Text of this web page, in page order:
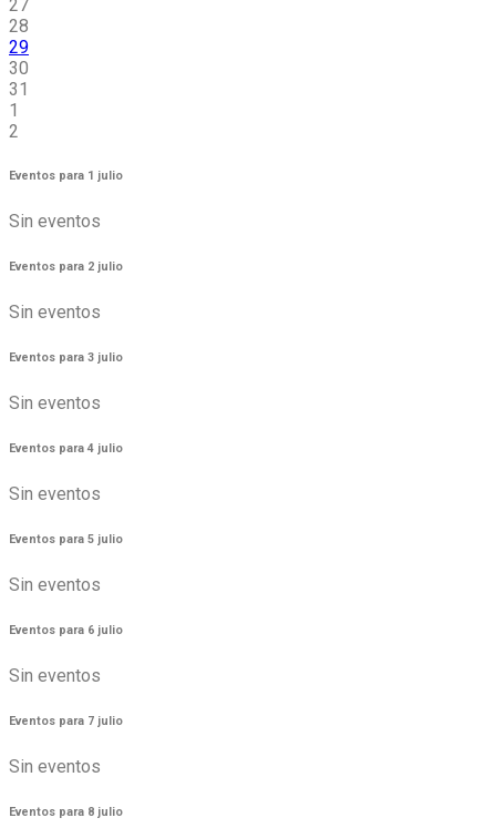
27
28
29
30
31
1
2
Eventos para 1 julio
Sin eventos
Eventos para 2 julio
Sin eventos
Eventos para 3 julio
Sin eventos
Eventos para 4 julio
Sin eventos
Eventos para 5 julio
Sin eventos
Eventos para 6 julio
Sin eventos
Eventos para 7 julio
Sin eventos
Eventos para 8 julio